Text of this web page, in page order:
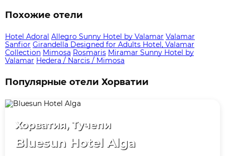
Похожие отели
Hotel Adoral Allegro Sunny Hotel by Valamar Valamar
Sanfior Girandella Designed for Adults Hotel, Valamar
Collection Mimosa Rosmaris Miramar Sunny Hotel by
Valamar Hedera / Narcis / Mimosa
Популярные отели Хорватии
Хорватия, Тучепи
Bluesun Hotel Alga